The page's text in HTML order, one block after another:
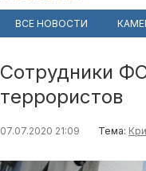
ВСЕ НОВОСТИ
Сотрудники
террористов
07.07.2020 21:09 Тема: